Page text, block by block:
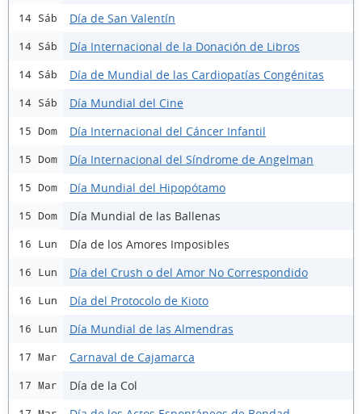
14 Sáb Día de San Valentín
14 Sáb Día Internacional de la Donación de Libros
14 Sáb Día de Mundial de las Cardiopatías Congénitas
14 Sáb Día Mundial del Cine
15 Dom Día Internacional del Cáncer Infantil
15 Dom Día Internacional del Síndrome de Angelman
15 Dom Día Mundial del Hipopótamo
15 Dom Día Mundial de las Ballenas
16 Lun Día de los Amores Imposibles
16 Lun Día del Crush o del Amor No Correspondido
16 Lun Día del Protocolo de Kioto
16 Lun Día Mundial de las Almendras
17 Mar Carnaval de Cajamarca
17 Mar Día de la Col